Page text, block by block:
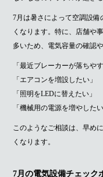
7月は暑さによって空調設
くなります。特に、店舗や
多いため、電気容量の確認
「最近ブレーカーが落ちやす
「エアコンを増設したい」
「照明をLEDに替えたい」
「機械用の電源を増やしたい
このようなご相談は、早め
くなります。
7月の電気設備チェック